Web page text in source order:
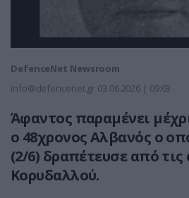
DefenceNet Newsroom
info@defencenet.gr 03.06.2026 | 09:03
Άφαντος παραμένει
ο 48χρονος Αλβανός ο
(2/6) δραπέτευσε από
Κορυδαλλού.